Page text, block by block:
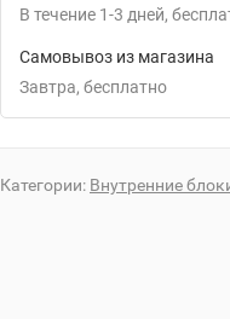
В течение 1-3 дней
Самовывоз из магазина
Завтра
Бесплатно
Категории: Внутренние